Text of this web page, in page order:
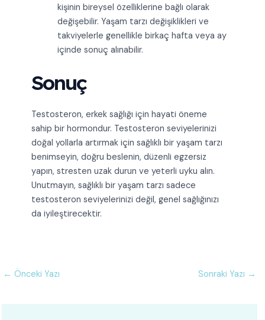
kişinin bireysel özelliklerine bağlı olarak
değişebilir. Yaşam tarzı değişiklikleri ve
takviyelerle genellikle birkaç hafta veya ay
içinde sonuç alınabilir.
Sonuç
Testosteron, erkek sağlığı için hayati öneme
sahip bir hormondur. Testosteron seviyelerinizi
doğal yollarla artırmak için sağlıklı bir yaşam tarzı
benimseyin, doğru beslenin, düzenli egzersiz
yapın, stresten uzak durun ve yeterli uyku alın.
Unutmayın, sağlıklı bir yaşam tarzı sadece
testosteron seviyelerinizi değil, genel sağlığınızı
da iyileştirecektir.
← Önceki Yazı Sonraki Yazı →